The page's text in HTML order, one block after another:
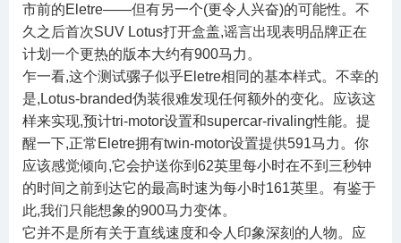
市前的Eletre——但有另一个(更令人兴奋)的可能性。不
久之后首次SUV Lotus打开盒盖,谣言出现表明品牌正在
计划一个更热的版本大约有900马力。
乍一看,这个测试骡子似乎Eletre相同的基本样式。不幸的
是,Lotus-branded伪装很难发现任何额外的变化。应该这
样来实现,预计tri-motor设置和supercar-rivaling性能。提
醒一下,正常Eletre拥有twin-motor设置提供591马力。你
应该感觉倾向,它会护送你到62英里每小时在不到三秒钟
的时间之前到达它的最高时速为每小时161英里。有鉴于
此,我们只能想象的900马力变体。
它并不是所有关于直线速度和令人印象深刻的人物。应